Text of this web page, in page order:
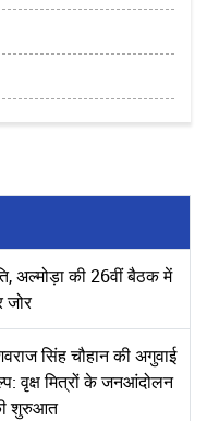
अल्मोड़ा की 26वीं बैठक में
जोर
सिंह चौहान की अगुवाई
वृक्ष मित्रों के जनआंदोलन
शुरुआत